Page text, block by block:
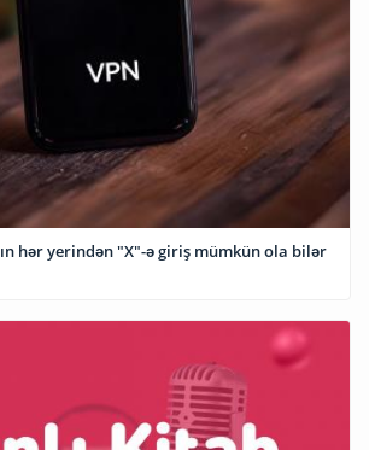
hər yerindən "X"-ə giriş mümkün ola bilər